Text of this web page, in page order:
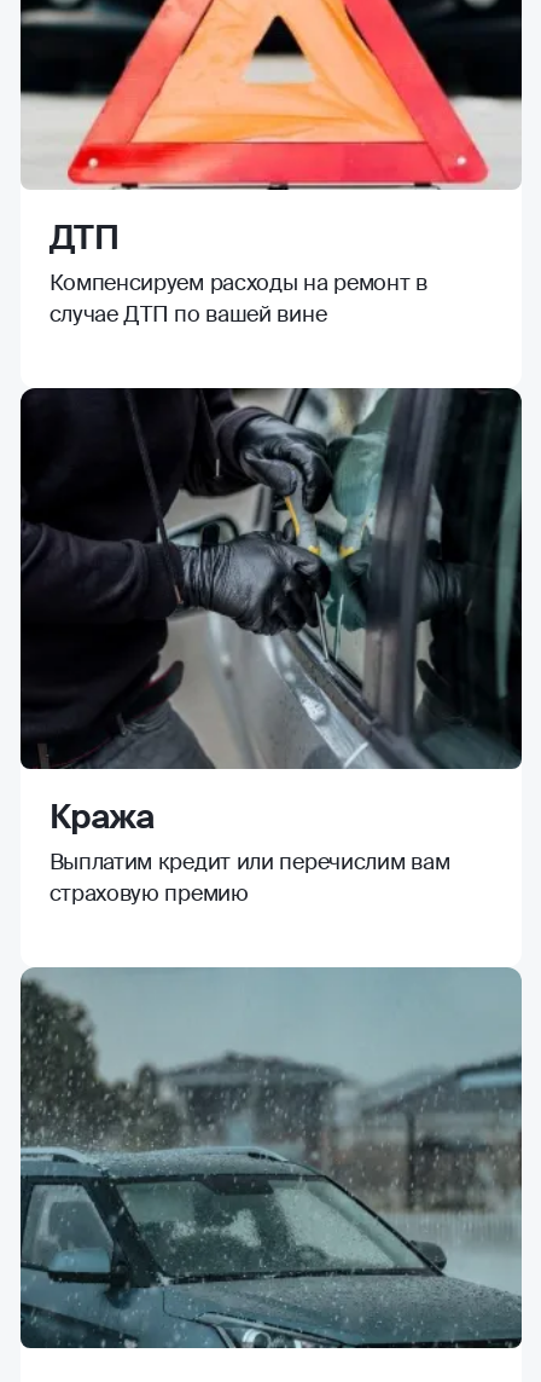
ДТП
Компенсируем расходы на ремонт в
случае ДТП по вашей вине
Кража
Выплатим кредит или перечислим вам
страховую премию